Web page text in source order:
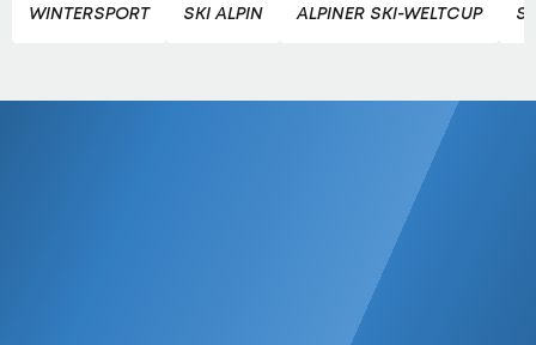
WINTERSPORT SKI ALPIN ALPINER SKI-WELTCUP